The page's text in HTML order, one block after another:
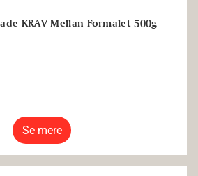
KRAV Mellan Formalet 500g
Se mere